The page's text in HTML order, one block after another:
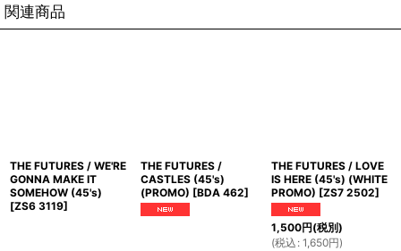
関連商品
THE FUTURES / WE'RE
GONNA MAKE IT
SOMEHOW (45's)
[ZS6 3119]
THE FUTURES /
CASTLES (45's)
(PROMO) [BDA 462]
THE FUTURES / LOVE
IS HERE (45's) (WHITE
PROMO) [ZS7 2502]
1,500円(税別)
(税込 : 1,650円)